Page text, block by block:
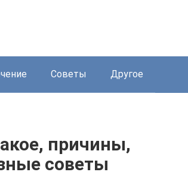
Советы Другое
причины,
советы